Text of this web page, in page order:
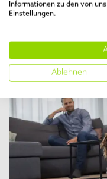
ENTHAAREN
für Hunde
Informationen zu den von
Einstellungen.
Ablehnen